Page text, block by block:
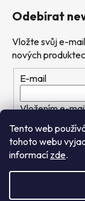
Tento web
tohoto webu
informací zde.
Odebírat
Vložte svůj e-
nových
E-mail
Vložením e-
osobních údajů